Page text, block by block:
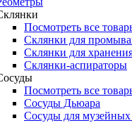
Посмотреть все
Склянки для
Склянки для
Склянки-аспираторы
Посмотреть все
Сосуды Дьюара
Сосуды для музейных